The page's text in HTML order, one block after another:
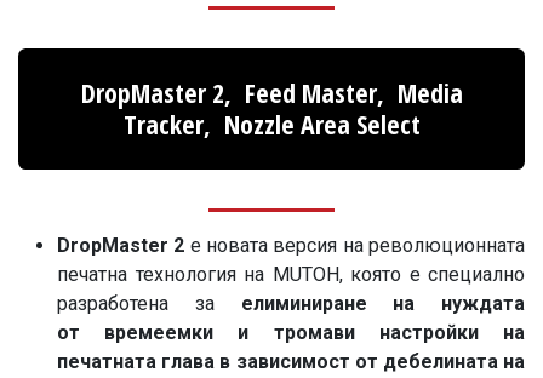
DropMaster 2, Feed Master, Media
Tracker, Nozzle Area Select
DropMaster 2 e новата версия на революционната
печатна технология на MUTOH, която е специално
разработена за елиминиране на нуждата
от времеемки и тромави настройки на
печатната глава в зависимост от дебелината на